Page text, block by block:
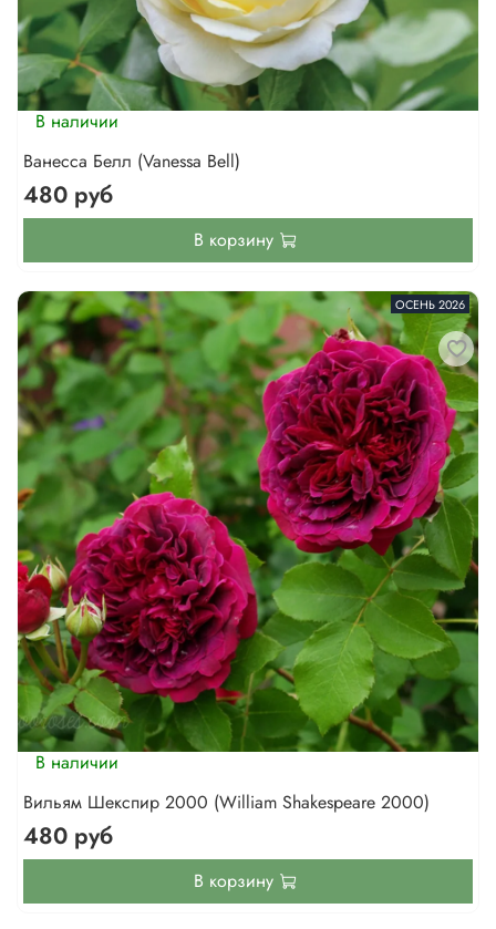
В наличии
Ванесса Белл (Vanessa Bell)
480 руб
В корзину
ОСЕНЬ 2026
В наличии
Вильям Шекспир 2000 (William Shakespeare 2000)
480 руб
В корзину